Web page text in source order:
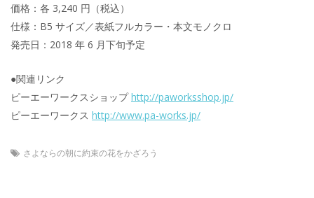
価格：各 3,240 円（税込）
仕様：B5 サイズ／表紙フルカラー・本文モノクロ
発売日：2018 年 6 月下旬予定
●関連リンク
ピーエーワークスショップhttp://paworksshop.jp/
ピーエーワークス http://www.pa-works.jp/
さよならの朝に約束の花をかざろう